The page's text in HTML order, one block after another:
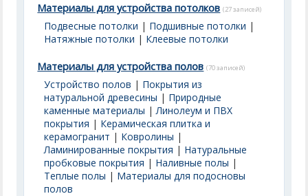
Материалы для устройства потолков (27 записей)
Подвесные потолки | Подшивные потолки |
Натяжные потолки | Клеевые потолки
Материалы для устройства полов (70 записей)
Устройство полов | Покрытия из
натуральной древесины | Природные
каменные материалы |Линолеум и ПВХ
покрытия | Керамическая плитка и
керамогранит | Ковролины |
Ламинированные покрытия | Натуральные
пробковые покрытия | Наливные полы |
Теплые полы | Материалы для подосновы
полов